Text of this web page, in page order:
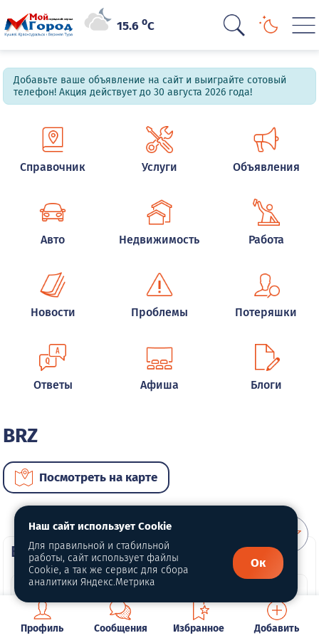
15.6oC
Добавьте ваше объявление на сайт и выиграйте сотовый
телефон! Акция действует до 30 августа 2026 года!
Справочник Услуги Объявления
Авто Недвижимость Работа
Новости Проблемы Потеряшки
Ответы Афиша Блоги
BRZ
Посмотреть на карте
ВИП автомобили
Профиль Сообщения Избранное Добавить
Наш сайт использует Cookie
Для правильной и стабильной
работы, сайт использует файлы
Cookie, а так же сервис для сбора
аналитики Яндекс.Метрика
Ок